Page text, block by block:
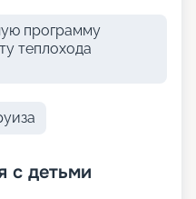
программу
теплохода
с детьми